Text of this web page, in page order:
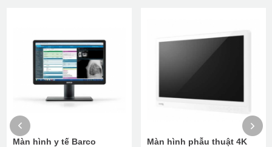
Màn hình y tế Barco
Màn hình phẫu thuật 4K